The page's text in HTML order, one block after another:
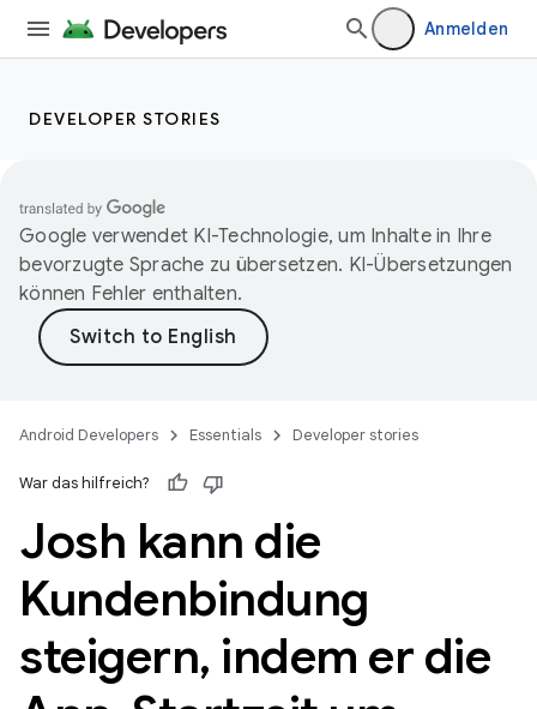
Anmelden
DEVELOPER STORIES
Google verwendet KI-Technologie, um Inhalte in Ihre
bevorzugte Sprache zu übersetzen. KI-Übersetzungen
können Fehler enthalten.
Android Developers Essentials Developer stories
War das hilfreich?
Josh kann die
Kundenbindung
steigern, indem er die